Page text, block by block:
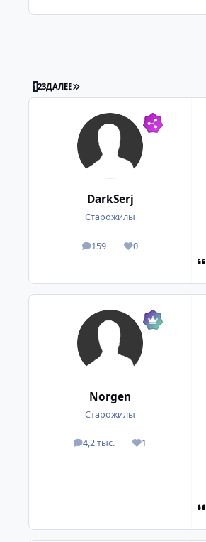
123ДАЛЕЕ ПОСЛЕДНЯЯ СТРАНИЦА
DarkSerj
Старожилы
159
посты 0
Репутация
Norgen
Старожилы
4,2 тыс.
посты 1
Репутация